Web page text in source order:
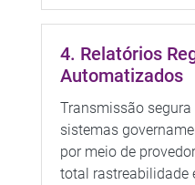
4. Relatórios
Automatizados
Transmissão
sistemas
por meio de
total rastreabilidade